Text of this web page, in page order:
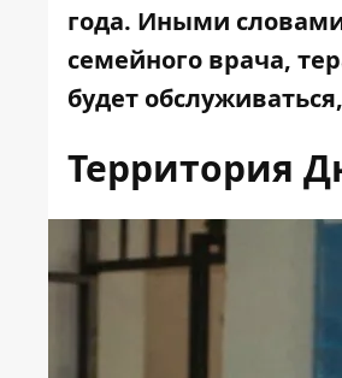
года. Иными
семейного врача,
будет
Территория